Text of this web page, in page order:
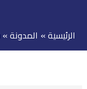
المحتوى
الرئيسية المدونة